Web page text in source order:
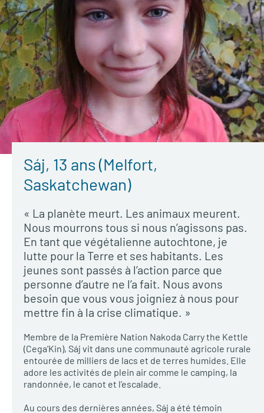
Sáj, 13 ans (Melfort,
Saskatchewan)
« La planète meurt. Les animaux meurent.
Nous mourrons tous si nous n’agissons pas.
En tant que végétalienne autochtone, je
lutte pour la Terre et ses habitants. Les
jeunes sont passés à l’action parce que
personne d’autre ne l’a fait. Nous avons
besoin que vous vous joigniez à nous pour
mettre fin à la crise climatique. »
Membre de la Première Nation Nakoda Carry the Kettle
(Cega’Kin), Sáj vit dans une communauté agricole rurale
entourée de milliers de lacs et de terres humides. Elle
adore les activités de plein air comme le camping, la
randonnée, le canot et l’escalade.
Au cours des dernières années, Sáj a été témoin